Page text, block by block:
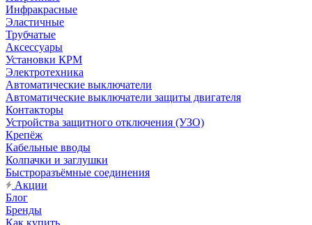
Инфракрасные
Эластичные
Трубчатые
Аксессуары
Установки КРМ
Электротехника
Автоматические выключатели
Автоматические выключатели защиты двигателя
Контакторы
Устройства защитного отключения (УЗО)
Крепёж
Кабельные вводы
Колпачки и заглушки
Быстроразъёмные соединения
Акции
Блог
Бренды
Как купить